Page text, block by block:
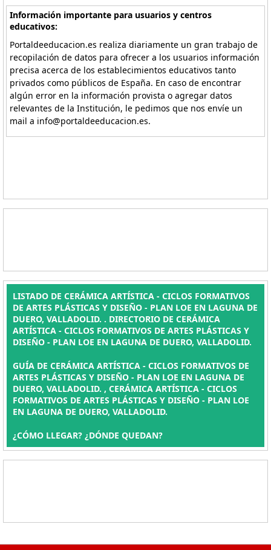
Información importante para usuarios y centros
educativos:
Portaldeeducacion.es realiza diariamente un gran trabajo de
recopilación de datos para ofrecer a los usuarios información
precisa acerca de los establecimientos educativos tanto
privados como públicos de España. En caso de encontrar
algún error en la información provista o agregar datos
relevantes de la Institución, le pedimos que nos envíe un
mail a info@portaldeeducacion.es.
LISTADO DE CERÁMICA ARTÍSTICA - CICLOS FORMATIVOS
DE ARTES PLÁSTICAS Y DISEÑO - PLAN LOE EN LAGUNA DE
DUERO, VALLADOLID. . DIRECTORIO DE CERÁMICA
ARTÍSTICA - CICLOS FORMATIVOS DE ARTES PLÁSTICAS Y
DISEÑO - PLAN LOE EN LAGUNA DE DUERO, VALLADOLID.
GUÍA DE CERÁMICA ARTÍSTICA - CICLOS FORMATIVOS DE
ARTES PLÁSTICAS Y DISEÑO - PLAN LOE EN LAGUNA DE
DUERO, VALLADOLID. , CERÁMICA ARTÍSTICA - CICLOS
FORMATIVOS DE ARTES PLÁSTICAS Y DISEÑO - PLAN LOE
EN LAGUNA DE DUERO, VALLADOLID.
¿CÓMO LLEGAR? ¿DÓNDE QUEDAN?